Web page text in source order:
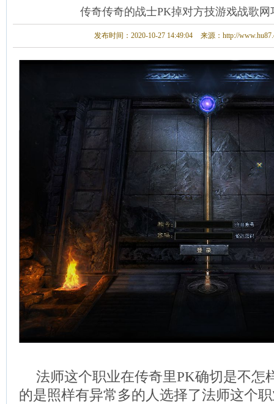
传奇传奇的战士PK掉对方技游戏战歌网
发布时间：2020-10-27 14:49:04 来源：http://
法师这个职业在传奇里PK确切是不怎
的是照样有异常多的人选择了法师这个